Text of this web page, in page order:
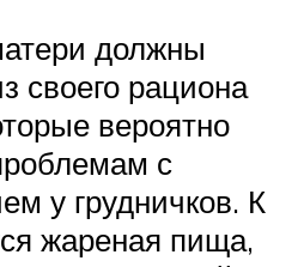
должны
своего рациона
вероятно
с
у грудничков. К
жареная пища,